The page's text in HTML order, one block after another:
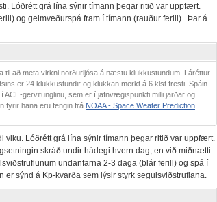
Lóðrétt grá lína sýnir tímann þegar ritið var uppfært.
og geimveðurspá fram í tímann (rauður ferill). Þar á
til að meta virkni norðurljósa á næstu klukkustundum. Láréttur
er 24 klukkustundir og klukkan merkt á 6 klst fresti. Spáin
gervitunglinu, sem er í jafnvægispunkti milli jarðar og
fyrir hana eru fengin frá NOAA - Space Weater Prediction
viku. Lóðrétt grá lína sýnir tímann þegar ritið var uppfært.
skráð undir hádegi hvern dag, en við miðnætti
undanfarna 2-3 daga (blár ferill) og spá í
sýnd á Kp-kvarða sem lýsir styrk segulsviðstruflana.